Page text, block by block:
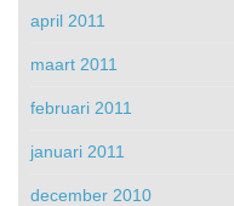
april 2011
maart 2011
februari 2011
januari 2011
december 2010